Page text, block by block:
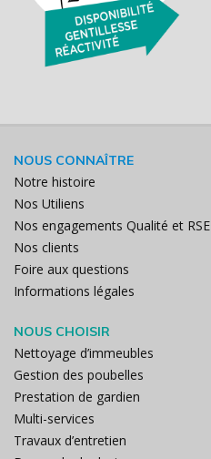
NOUS CONNAÎTRE
Notre histoire
Nos Utiliens
Nos engagements Qualité et RSE
Nos clients
Foire aux questions
Informations légales
NOUS CHOISIR
Nettoyage d’immeubles
Gestion des poubelles
Prestation de gardien
Multi-services
Travaux d’entretien